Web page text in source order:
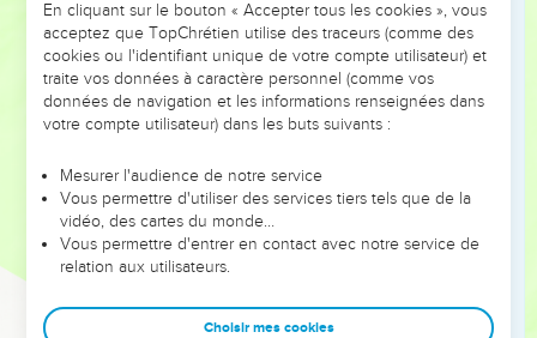
L’occasion immédiate de la lettre est le retour
d’Epaphrodite auprès des Philippiens qui l’avaient délégué
chez l’*apôtre avec un don. Paul le renvoie à Philippes avec
sa lettre ; il remercie l’Eglise pour le don reçu, donne de ses
nouvelles et encourage ses correspondants à tenir ferme
quelques difficultés dans cette Eglise.
Les nouvelles alternent donc avec les recommandations :
affectueuses de Paul. Le thème de la joie revient souvent
En cliquant sur le bouton « Accepter tous les cookies », vous
acceptez que TopChrétien utilise des traceurs (comme des
cookies ou l'identifiant unique de votre compte utilisateur) et
traite vos données à caractère personnel (comme vos
données de navigation et les informations renseignées dans
votre compte utilisateur) dans les buts suivants :
Mesurer l'audience de notre service
Vous permettre d'utiliser des services tiers tels que de la
vidéo, des cartes du monde…
Vous permettre d'entrer en contact avec notre service de
relation aux utilisateurs.
Choisir mes cookies